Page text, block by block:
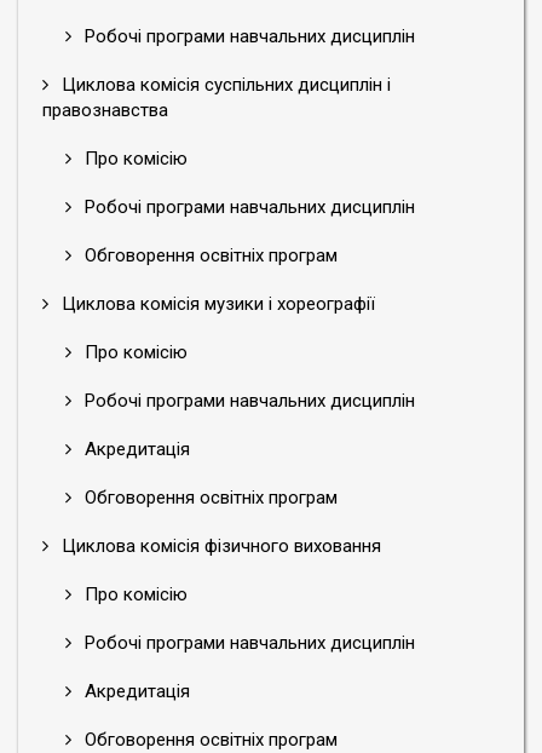
Робочі програми навчальних дисциплін
Циклова комісія суспільних дисциплін і
правознавства
Про комісію
Робочі програми навчальних дисциплін
Обговорення освітніх програм
Циклова комісія музики і хореографії
Про комісію
Робочі програми навчальних дисциплін
Акредитація
Обговорення освітніх програм
Циклова комісія фізичного виховання
Про комісію
Робочі програми навчальних дисциплін
Акредитація
Обговорення освітніх програм